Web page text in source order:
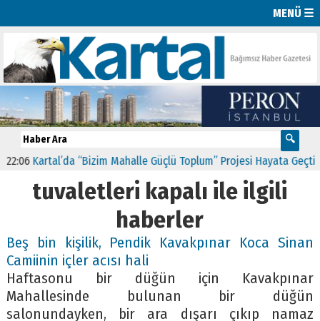
MENÜ ☰
Kartal’da “Bizim Mahalle Güçlü Toplum” Projesi Hayata Geçti
tuvaletleri kapalı ile ilgili
haberler
Beş bin kişilik, Pendik Kavakpınar Koca Sinan
Camiinin içler acısı hali
Haftasonu bir düğün için Kavakpınar
Mahallesinde bulunan bir düğün
salonundayken, bir ara dışarı çıkıp namaz